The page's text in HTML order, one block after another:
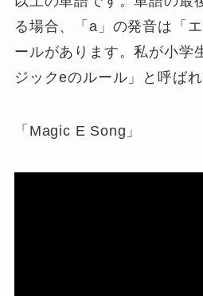
る場合、「a」の発音は「
ールがあります。私が小学
ジックeのルール」と呼ばれ
「Magic E Song」